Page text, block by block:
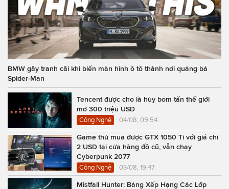
BMW gây tranh cãi khi biến màn hình ô tô thành nơi quảng bá
Spider-Man
Tencent được cho là hủy bom tấn thế giới
mở 300 triệu USD
Công Nghệ 04/08, 09:54
Game thủ mua được GTX 1050 Ti với giá chỉ
2 USD tại cửa hàng đồ cũ, vẫn chạy
Cyberpunk 2077
Công Nghệ 03/08, 19:47
Mistfall Hunter: Bảng Xếp Hạng Các Lớp